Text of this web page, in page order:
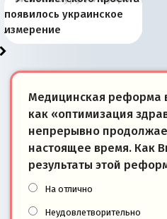
Запада рассказала о
«переобувании» хозяев
перемены: 15 шагов к
суверенной экономике
Европы
сбрасывать балласт
Анкориджа
года: первые уступки во
внутренней политике
сегодня
Варшаве не поможет её
отношениям с Россией?
современной истории
Южной Осетии
появилось украинское
измерение
Медицинская реформа
как «оптимизация
непрерывно
настоящее время. Как
результаты этой
На отлично
Неудовлетворительно